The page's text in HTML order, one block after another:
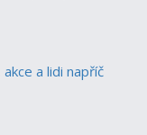
a lidi napříč